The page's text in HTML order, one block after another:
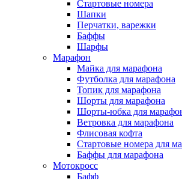
Стартовые номера
Шапки
Перчатки, варежки
Баффы
Шарфы
Марафон
Майка для марафона
Футболка для марафона
Топик для марафона
Шорты для марафона
Шорты-юбка для
Ветровка для марафона
Флисовая кофта
Стартовые номера для
Баффы для марафона
Мотокросс
Бафф